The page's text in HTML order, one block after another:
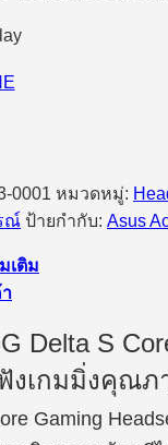
0001 หมวดหมู่:
ณ์ ป้ายกำกับ: Asus
เติม
Delta S
งเกมมิ่งคุณภ
Gaming